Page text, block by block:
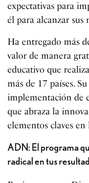
expectativas para
él para alcanzar sus
Ha entregado más
valor de manera
educativo que
más de 17 países.
implementación de
que abraza la
elementos claves en
ADN: El programa
radical en tus